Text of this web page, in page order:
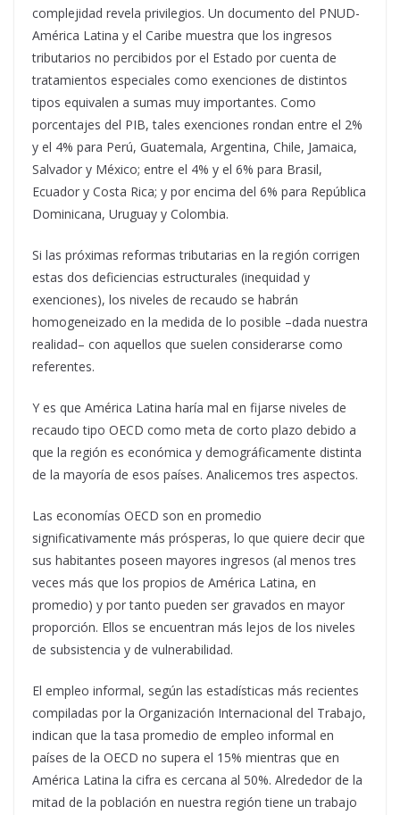
complejidad revela privilegios. Un documento del PNUD-
América Latina y el Caribe muestra que los ingresos
tributarios no percibidos por el Estado por cuenta de
tratamientos especiales como exenciones de distintos
tipos equivalen a sumas muy importantes. Como
porcentajes del PIB, tales exenciones rondan entre el 2%
y el 4% para Perú, Guatemala, Argentina, Chile, Jamaica,
Salvador y México; entre el 4% y el 6% para Brasil,
Ecuador y Costa Rica; y por encima del 6% para República
Dominicana, Uruguay y Colombia.
Si las próximas reformas tributarias en la región corrigen
estas dos deficiencias estructurales (inequidad y
exenciones), los niveles de recaudo se habrán
homogeneizado en la medida de lo posible –dada nuestra
realidad– con aquellos que suelen considerarse como
referentes.
Y es que América Latina haría mal en fijarse niveles de
recaudo tipo OECD como meta de corto plazo debido a
que la región es económica y demográficamente distinta
de la mayoría de esos países. Analicemos tres aspectos.
Las economías OECD son en promedio
significativamente más prósperas, lo que quiere decir que
sus habitantes poseen mayores ingresos (al menos tres
veces más que los propios de América Latina, en
promedio) y por tanto pueden ser gravados en mayor
proporción. Ellos se encuentran más lejos de los niveles
de subsistencia y de vulnerabilidad.
El empleo informal, según las estadísticas más recientes
compiladas por la Organización Internacional del Trabajo,
indican que la tasa promedio de empleo informal en
países de la OECD no supera el 15% mientras que en
América Latina la cifra es cercana al 50%. Alrededor de la
mitad de la población en nuestra región tiene un trabajo